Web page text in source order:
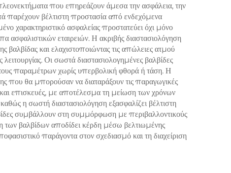
που επηρεάζουν άμεσα την ασφάλεια, την
παρέχουν βέλτιστη προστασία από ενδεχόμενα
χαρακτηριστικό ασφαλείας προστατεύει όχι μόνο
ασφαλιστικών εταιρειών. Η ακριβής διαστασιολόγηση
και ελαχιστοποιώντας τις απώλειες ατμού
Οι σωστά διαστασιολογημένες βαλβίδες
παραμέτρων χωρίς υπερβολική φθορά ή τάση. Η
που θα μπορούσαν να διαταράξουν τις παραγωγικές
επισκευές, με αποτέλεσμα τη μείωση των χρόνων
η σωστή διαστασιολόγηση εξασφαλίζει βέλτιστη
συμβάλλουν στη συμμόρφωση με περιβαλλοντικούς
των βαλβίδων αποδίδει κέρδη μέσω βελτιωμένης
παράγοντα στον σχεδιασμό και τη διαχείριση